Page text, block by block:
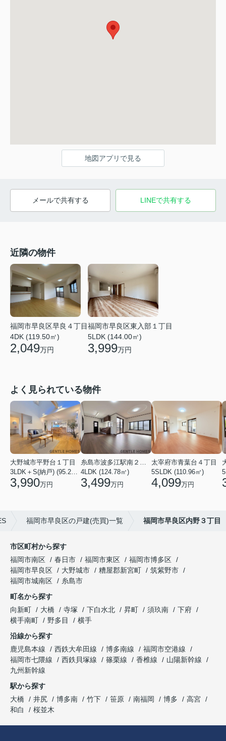
地図アプリで見る
メールで共有する LINEで共有する
近隣の物件
福岡市早良区早良４丁目
4DK (119.50㎡)
2,049万円
福岡市早良区東入部１丁目
5LDK (144.00㎡)
3,999万円
よく見られている物件
大野城市平野台１丁目
3LDK＋S(納戸) (95.23㎡)
3,990万円
糸島市波多江駅南２丁目
4LDK (124.78㎡)
3,499万円
太宰府市青葉台４丁目
5SLDK (110.96㎡)
4,099万円
福岡市早良区の戸建(売買)一覧 福岡市早良区内野３丁目
市区町村から探す
福岡市南区
春日市 福岡市東区
福岡市博多区
福岡市早良区
大野城市 糟屋郡新宮町
筑紫野市
福岡市城南区
糸島市
町名から探す
向新町
大橋 寺塚 下白水北 昇町 須玖南
下府
横手南町
野多目
横手
沿線から探す
鹿児島本線
西鉄大牟田線 博多南線
福岡市空港線
福岡市七隈線
西鉄貝塚線 篠栗線 香椎線
山陽新幹線
九州新幹線
駅から探す
大橋
井尻 博多南 竹下 笹原 南福岡 博多
高宮
和白
桜並木